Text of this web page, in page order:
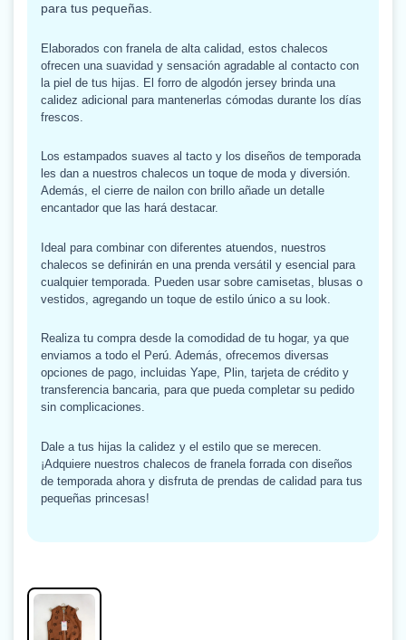
para tus pequeñas.
Elaborados con franela de alta calidad, estos chalecos
ofrecen una suavidad y sensación agradable al contacto con
la piel de tus hijas. El forro de algodón jersey brinda una
calidez adicional para mantenerlas cómodas durante los días
frescos.
Los estampados suaves al tacto y los diseños de temporada
les dan a nuestros chalecos un toque de moda y diversión.
Además, el cierre de nailon con brillo añade un detalle
encantador que las hará destacar.
Ideal para combinar con diferentes atuendos, nuestros
chalecos se definirán en una prenda versátil y esencial para
cualquier temporada. Pueden usar sobre camisetas, blusas o
vestidos, agregando un toque de estilo único a su look.
Realiza tu compra desde la comodidad de tu hogar, ya que
enviamos a todo el Perú. Además, ofrecemos diversas
opciones de pago, incluidas Yape, Plin, tarjeta de crédito y
transferencia bancaria, para que pueda completar su pedido
sin complicaciones.
Dale a tus hijas la calidez y el estilo que se merecen.
¡Adquiere nuestros chalecos de franela forrada con diseños
de temporada ahora y disfruta de prendas de calidad para tus
pequeñas princesas!